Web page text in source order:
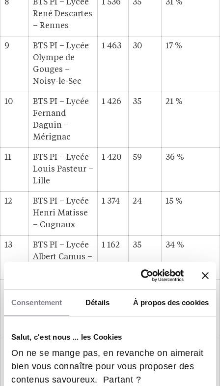
Consentement Détails À propos des cookies
Salut, c'est nous ... les Cookies
On ne se mange pas, en revanche on aimerait
bien vous connaître pour vous proposer des
contenus savoureux. Partant ?
8
BTS PI – Lycée
René Descartes
– Rennes
1 536 35 31 %
9
BTS PI – Lycée
Olympe de
Gouges –
Noisy-le-Sec
1 463 30 17 %
10
BTS PI – Lycée
Fernand
Daguin –
Mérignac
1 426 35 21 %
11
BTS PI – Lycée
Louis Pasteur –
Lille
1 420 59 36 %
12
BTS PI – Lycée
Henri Matisse
– Cugnaux
1 374 24 15 %
13
BTS PI – Lycée
Albert Camus –
1 162 35 34 %
14
BTS PI – Lycée
Philippe
1 131 35 37 %
Maurice
Genevoix –
Montrouge